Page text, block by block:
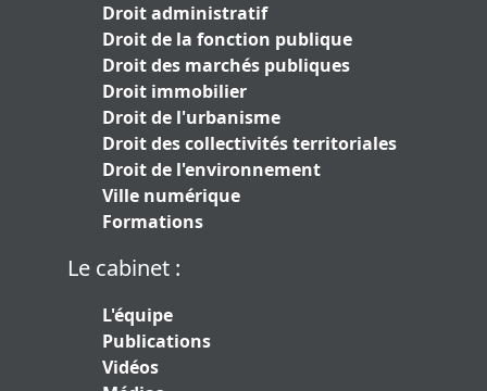
Droit administratif
Droit de la fonction publique
Droit des marchés publiques
Droit immobilier
Droit de l'urbanisme
Droit des collectivités territoriales
Droit de l'environnement
Ville numérique
Formations
Le cabinet :
L'équipe
Publications
Vidéos